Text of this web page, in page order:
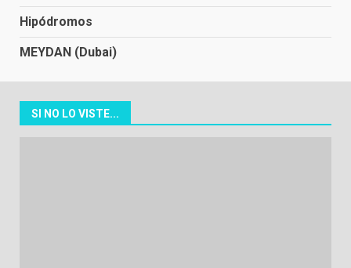
Hipódromos
MEYDAN (Dubai)
SI NO LO VISTE...